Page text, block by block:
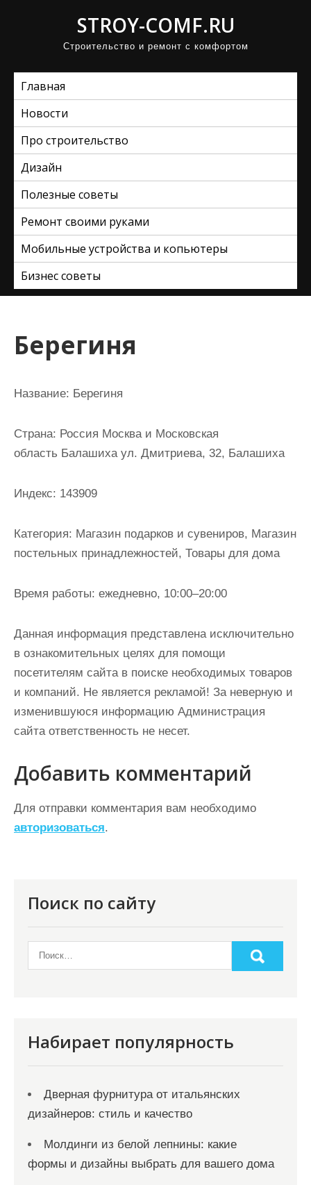
STROY-COMF.RU
Строительство и ремонт с комфортом
Главная
Новости
Про строительство
Дизайн
Полезные советы
Ремонт своими руками
Мобильные устройства и копьютеры
Бизнес советы
Берегиня
Название: Берегиня
Страна: Россия Москва и Московская
область Балашиха ул. Дмитриева, 32, Балашиха
Индекс: 143909
Категория: Магазин подарков и сувениров, Магазин
постельных принадлежностей, Товары для дома
Время работы: ежедневно, 10:00–20:00
Данная информация представлена исключительно
в ознакомительных целях для помощи
посетителям сайта в поиске необходимых товаров
и компаний. Не является рекламой! За неверную и
изменившуюся информацию Администрация
сайта ответственность не несет.
Добавить комментарий
Для отправки комментария вам необходимо
авторизоваться.
Поиск по сайту
Набирает популярность
Дверная фурнитура от итальянских
дизайнеров: стиль и качество
Молдинги из белой лепнины: какие
формы и дизайны выбрать для вашего дома